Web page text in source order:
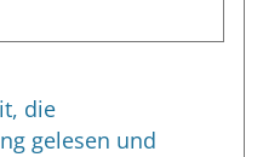
die
gelesen und